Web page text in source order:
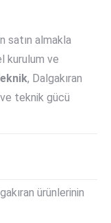
satın almakla
kurulum ve
, Dalgakıran
teknik gücü
ürünlerinin